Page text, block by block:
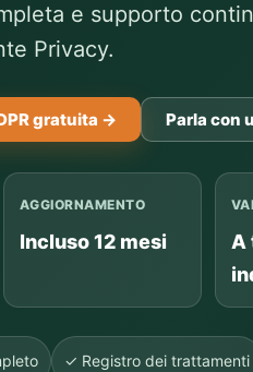
e supporto
Privacy.
gratuita → Parla con
AGGIORNAMENTO
Incluso 12 mesi
A
✓ Registro dei trattamenti